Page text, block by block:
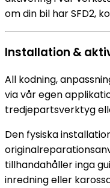
om din bil har SFD2,
Installation &
All kodning,
via vår egen
tredjepartsverktyg
Den fysiska
tillhandahåller inga
inredning eller